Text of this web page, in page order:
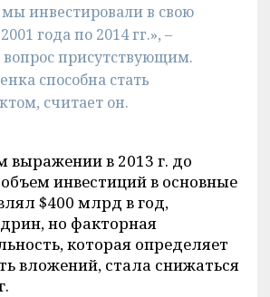
инвестировали в свою
года по 2014 гг.», –
вопрос присутствующим.
способна стать
считает он.
выражении в 2013 г. до
инвестиций в основные
$400 млрд в год,
но факторная
которая определяет
вложений, стала снижаться